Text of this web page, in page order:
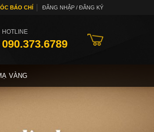
BÁO CHÍ ĐĂNG NHẬP / ĐĂNG KÝ
HOTLINE
090.373.6789
VÀNG